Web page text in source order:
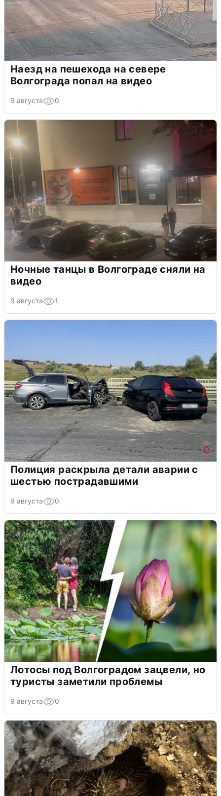
Наезд на пешехода на севере
Волгограда попал на видео
9 августа 0
Ночные танцы в Волгограде сняли на
видео
9 августа 1
Полиция раскрыла детали аварии с
шестью пострадавшими
9 августа 0
Лотосы под Волгоградом зацвели, но
туристы заметили проблемы
9 августа 0